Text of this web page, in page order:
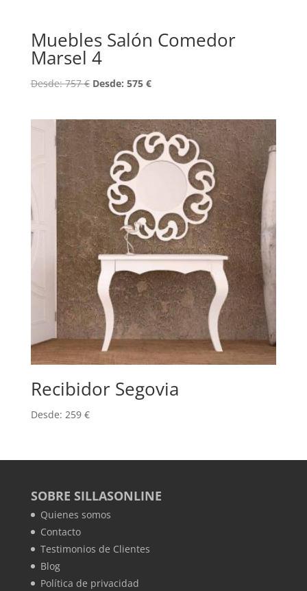
Muebles Salón Comedor
Marsel 4
Desde:757€ Desde: 575 €
Recibidor Segovia
Desde: 259 €
SOBRE SILLASONLINE
Quienes somos
Contacto
Testimonios de Clientes
Blog
Política de privacidad